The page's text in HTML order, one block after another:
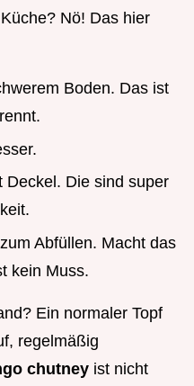
Nö! Das hier
Boden. Das ist
Deckel. Die sind super
Abfüllen. Macht das
kein Muss.
Ein normaler Topf
regelmäßig
chutney ist nicht